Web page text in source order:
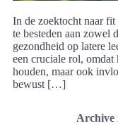
In de zoektocht naar fit
te besteden aan zowel
gezondheid op latere
een cruciale rol, omdat
houden, maar ook
bewust […]
Archive